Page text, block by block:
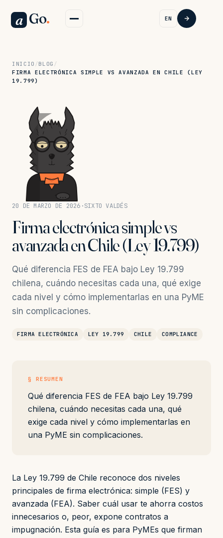
a Go. EN
INICIO / BLOG /
FIRMA ELECTRÓNICA SIMPLE VS AVANZADA EN CHILE (LEY
19.799)
20 DE MARZO DE 2026 ·SIXTO VALDÉS
Firma electrónica simple vs
avanzada en Chile (Ley 19.799)
Qué diferencia FES de FEA bajo Ley 19.799
chilena, cuándo necesitas cada una, qué exige
cada nivel y cómo implementarlas en una PyME
sin complicaciones.
FIRMA ELECTRÓNICA LEY 19.799 CHILE COMPLIANCE
§ RESUMEN
Qué diferencia FES de FEA bajo Ley 19.799
chilena, cuándo necesitas cada una, qué
exige cada nivel y cómo implementarlas en
una PyME sin complicaciones.
La Ley 19.799 de Chile reconoce dos niveles
principales de firma electrónica: simple (FES) y
avanzada (FEA). Saber cuál usar te ahorra costos
innecesarios o, peor, expone contratos a
impugnación. Esta guía es para PyMEs que firman